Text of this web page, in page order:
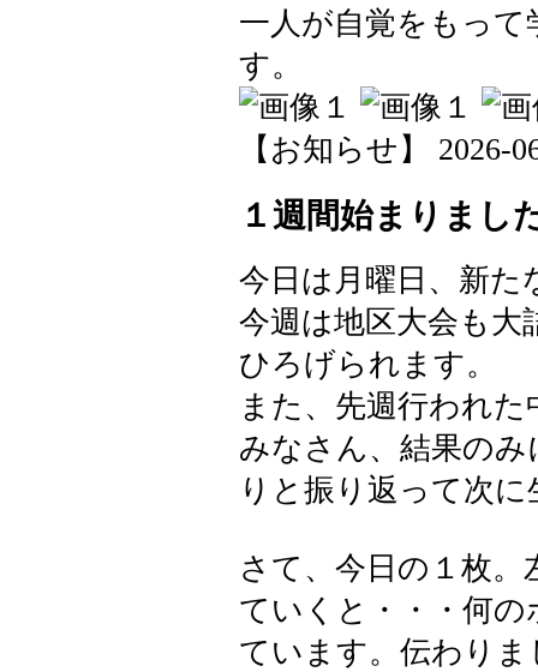
一人が自覚をもっ
す。
【お知らせ】 2026-
１週間始まりまし
今日は月曜日、新た
今週は地区大会も大
ひろげられます。
また、先週行われ
みなさん、結果の
りと振り返って次
さて、今日の１枚
ていくと・・・何
ています。伝わりま